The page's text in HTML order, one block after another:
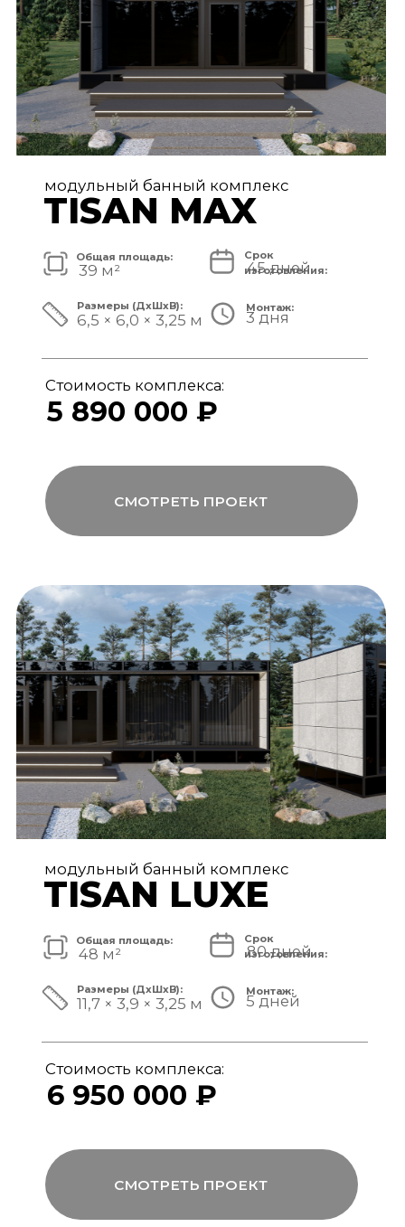
АРХИТЕКТУРА И ЭКСТЕРЬЕР
Мы совмещаем скорость модульной
сборки с технологиями капитального
строительства, включая использование
бетона, керамогранита и премиального
инженерного оборудования